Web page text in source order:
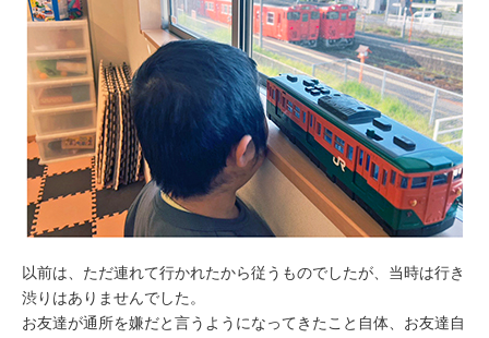
以前は、ただ連れて行かれたから従うものでしたが、当時は行き
渋りはありませんでした。
お友達が通所を嫌だと言うようになってきたこと自体、お友達自